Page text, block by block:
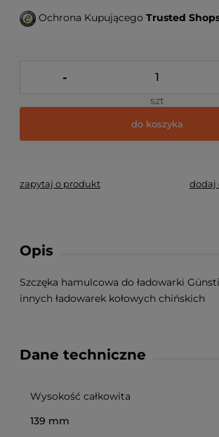
Ochrona Kupującego Trusted
-
szt
do koszyka
zapytaj o produkt dodaj
Opis
Szczęka hamulcowa do ładowarki
innych ładowarek kołowych chińskich
Dane techniczne
Wysokość całkowita
139 mm